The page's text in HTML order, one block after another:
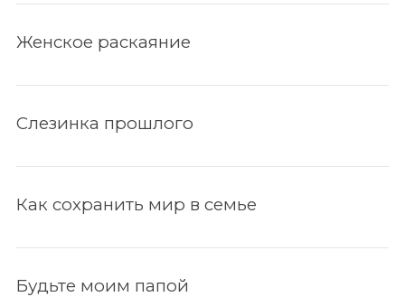
Женское раскаяние
Слезинка прошлого
Как сохранить мир в семье
Будьте моим папой
По авторам